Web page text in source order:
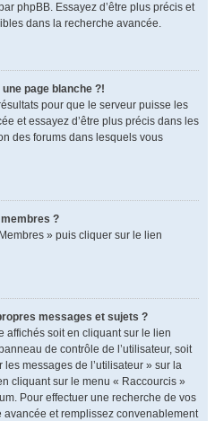
phpBB. Essayez d’être plus précis et
dans la recherche avancée.
page blanche ?!
pour que le serveur puisse les
et essayez d’être plus précis dans les
des forums dans lesquels vous
?
» puis cliquer sur le lien
messages et sujets ?
affichés soit en cliquant sur le lien
de contrôle de l’utilisateur, soit
messages de l’utilisateur » sur la
cliquant sur le menu « Raccourcis »
Pour effectuer une recherche de vos
et remplissez convenablement